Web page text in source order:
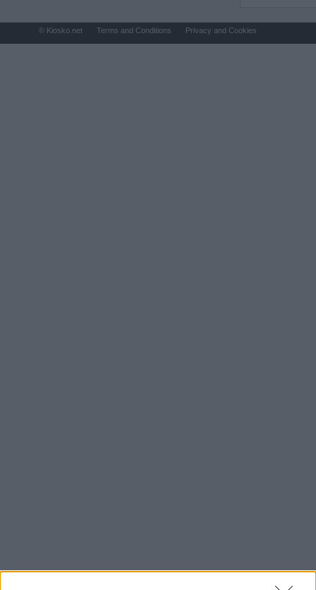
© Kiosko.net Terms and Conditions Privacy and Cookies